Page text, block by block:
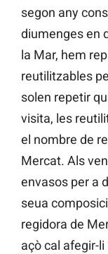
segon any
diumenges en
la Mar, hem
reutilitzables
solen repetir
visita, les
el nombre de
Mercat. Als
envasos per a
seua
regidora de
açò cal afegir-li